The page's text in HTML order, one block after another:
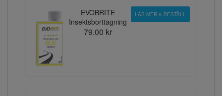
EVOBRITE
Insektsborttagning
79.00 kr
LÄS MER & BESTÄLL